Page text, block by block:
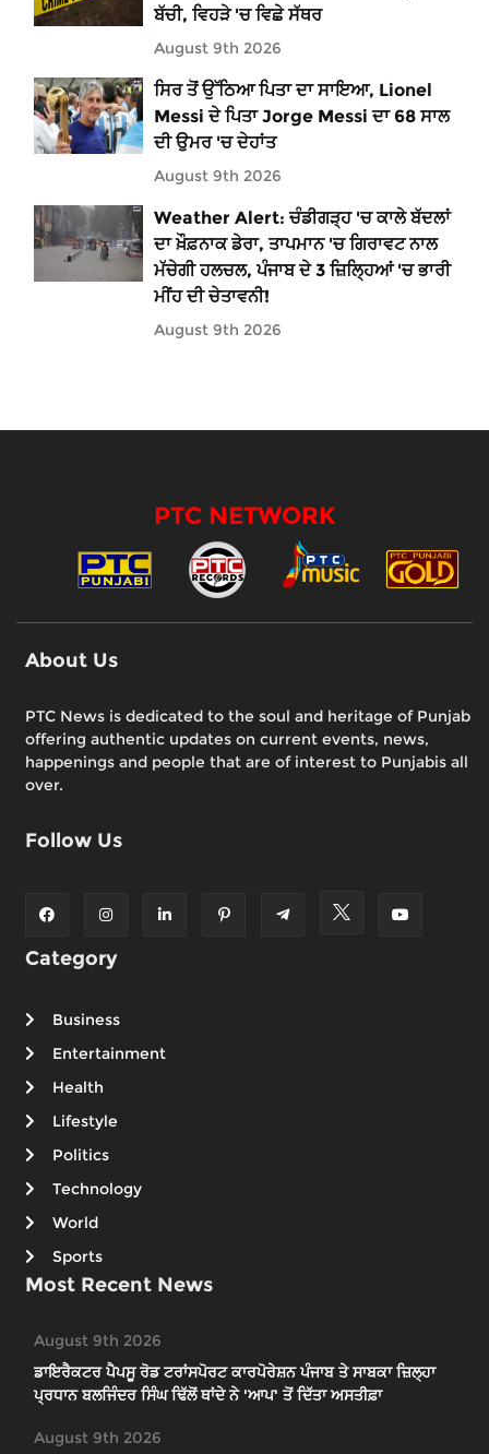
ਬੱਚੀ, ਵਿਹੜੇ 'ਚ ਵਿਛੇ ਸੱਥਰ
August 9th 2026
ਸਿਰ ਤੋਂ ਉੱਠਿਆ ਪਿਤਾ ਦਾ ਸਾਇਆ, Lionel
Messi ਦੇ ਪਿਤਾ Jorge Messi ਦਾ 68 ਸਾਲ
ਦੀ ਉਮਰ 'ਚ ਦੇਹਾਂਤ
August 9th 2026
Weather Alert: ਚੰਡੀਗੜ੍ਹ 'ਚ ਕਾਲੇ ਬੱਦਲਾਂ
ਦਾ ਖ਼ੌਫ਼ਨਾਕ ਡੇਰਾ, ਤਾਪਮਾਨ 'ਚ ਗਿਰਾਵਟ ਨਾਲ
ਮੱਚੇਗੀ ਹਲਚਲ, ਪੰਜਾਬ ਦੇ 3 ਜ਼ਿਲ੍ਹਿਆਂ 'ਚ ਭਾਰੀ
ਮੀਂਹ ਦੀ ਚੇਤਾਵਨੀ!
August 9th 2026
PTC NETWORK
About Us
PTC News is dedicated to the soul and heritage of Punjab
offering authentic updates on current events, news,
happenings and people that are of interest to Punjabis all
over.
Follow Us
Category
Business
Entertainment
Health
Lifestyle
Politics
Technology
World
Sports
Most Recent News
August 9th 2026
ਡਾਇਰੈਕਟਰ ਪੈਪਸੂ ਰੋਡ ਟਰਾਂਸਪੋਰਟ ਕਾਰਪੋਰੇਸ਼ਨ ਪੰਜਾਬ ਤੇ ਸਾਬਕਾ ਜ਼ਿਲ੍ਹਾ
ਪ੍ਰਧਾਨ ਬਲਜਿੰਦਰ ਸਿੰਘ ਢਿੱਲੋਂ ਥਾਂਦੇ ਨੇ 'ਆਪ' ਤੋਂ ਦਿੱਤਾ ਅਸਤੀਫ਼ਾ
August 9th 2026